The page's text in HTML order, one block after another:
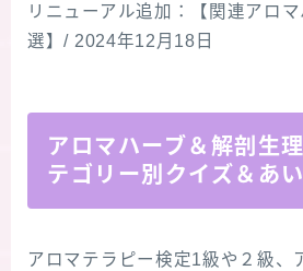
リニューアル追加：【関連アロ
選】/ 2024年12月18日
アロマハーブ＆解剖生
テゴリー別クイズ＆あ
アロマテラピー検定1級や２級、